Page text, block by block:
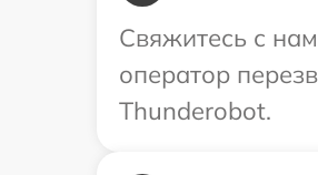
Свяжитесь с
оператор
Thunderobot.